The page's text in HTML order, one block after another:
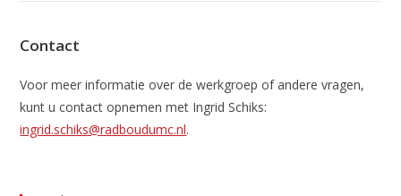
Contact
Voor meer informatie over de werkgroep of andere vragen,
kunt u contact opnemen met Ingrid Schiks:
ingrid.schiks@radboudumc.nl.